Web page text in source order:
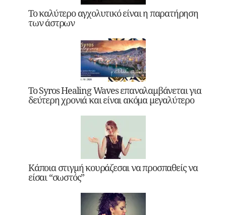
Το καλύτερο αγχολυτικό είναι η παρατήρηση
των άστρων
Το Syros Healing Waves επαναλαμβάνεται για
δεύτερη χρονιά και είναι ακόμα μεγαλύτερο
Κάποια στιγμή κουράζεσαι να προσπαθείς να
είσαι “σωστός”